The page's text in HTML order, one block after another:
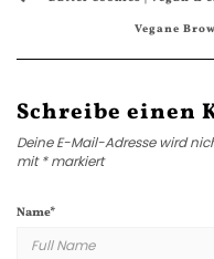
Vegane
Schreibe einen
Deine E-Mail-Adresse wird
mit*markiert
Name*